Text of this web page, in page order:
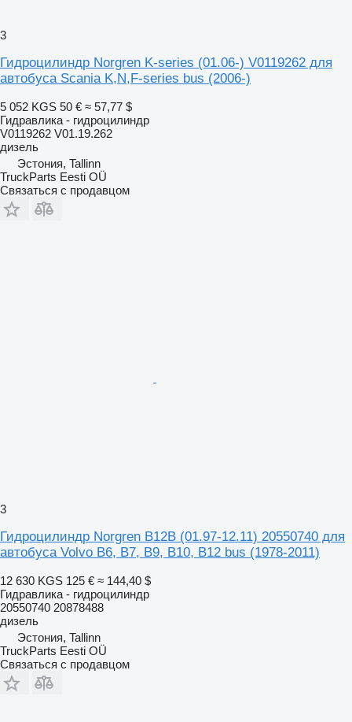
3
Гидроцилиндр Norgren K-series (01.06-) V0119262 для
автобуса Scania K,N,F-series bus (2006-)
5 052 KGS 50 € ≈ 57,77 $
Гидравлика - гидроцилиндр
V0119262 V01.19.262
дизель
Эстония, Tallinn
TruckParts Eesti OÜ
Связаться с продавцом
3
Гидроцилиндр Norgren B12B (01.97-12.11) 20550740 для
автобуса Volvo B6, B7, B9, B10, B12 bus (1978-2011)
12 630 KGS 125 € ≈ 144,40 $
Гидравлика - гидроцилиндр
20550740 20878488
дизель
Эстония, Tallinn
TruckParts Eesti OÜ
Связаться с продавцом